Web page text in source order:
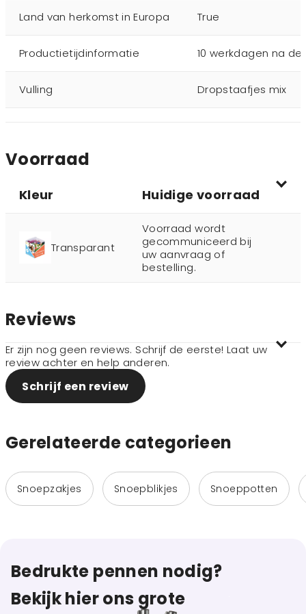
Land van herkomst in Europa True
Productietijdinformatie 10 werkdagen na
Vulling Dropstaafjes mix
Voorraad
Kleur Huidige voorraad
Transparant
Voorraad wordt
gecommuniceerd bij
uw aanvraag of
bestelling.
Reviews
Er zijn nog geen reviews. Schrijf de eerste! Laat uw
review achter en help anderen.
Schrijf een review
Gerelateerde categorieen
Snoepzakjes Snoepblikjes Snoeppotten
Bedrukte pennen nodig?
Bekijk hier ons grote